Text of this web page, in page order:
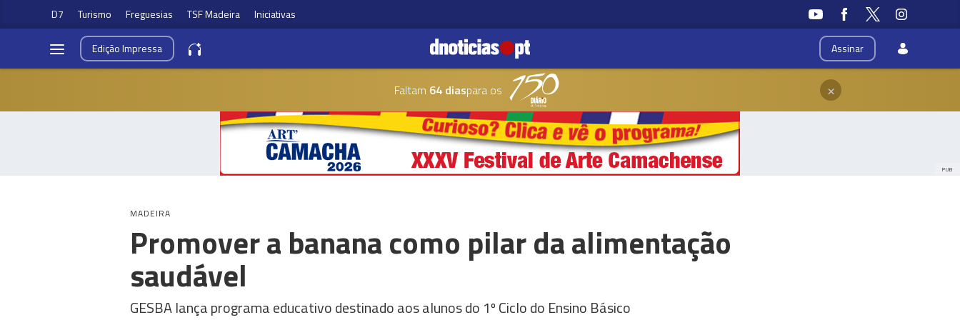
D7 Turismo Freguesias TSF Madeira Iniciativas
Assinar
EdiçãoImpressa
Faltam 64 diaspara os ×
PUB
MADEIRA
Promover a banana como pilar da alimentação
saudável
GESBA lança programa educativo destinado aos alunos do 1º Ciclo do Ensino Básico